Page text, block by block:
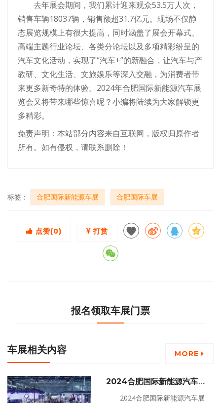
去年展会期间，我们累计迎来观众53.5万人次，
销售车辆18037辆，销售额超31.7亿元。现场不仅静
态展览规模上有很大提高，同时涵盖了展会开幕式、
高端主题行业论坛、各类分论坛以及多项精彩纷呈的
汽车文化活动，实现了“汽车+”的新融合，让汽车与产
教研、文化生活、文旅娱乐等深入交融，为消费者带
来更多新奇特的体验。2024年合肥国际新能源汽车展
览会又将带来哪些惊喜呢？小编将陆续为大家解锁更
多精彩。
免责声明：本站部分内容来自互联网，版权归原作者
所有。如有侵权，请联系删除！
标签： 合肥国际新能源车展 合肥国际车展
点赞(0) 打赏
报名领取车展门票
车展相关内容 MORE
2024合肥国际新能源汽车展
览会圆满收官
2024合肥国际新能源汽车展